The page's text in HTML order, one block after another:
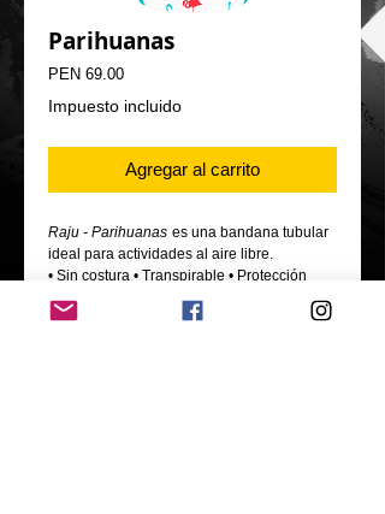
Parihuanas
PEN 69.00Precio
Impuesto incluido
Agregar al carrito
Raju - Parihuanas es una bandana tubular
ideal para actividades al aire libre.
• Sin costura • Transpirable • Protección
contra el frío.
- Material: Fibra técnica - Poliéster